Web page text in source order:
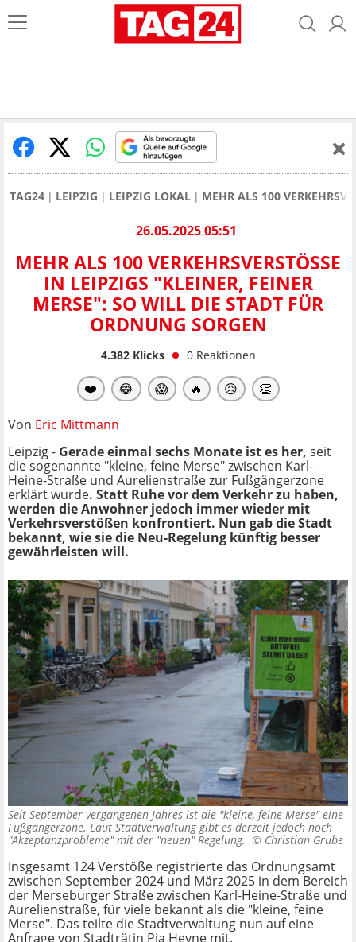
TAG24 LEIPZIG LEIPZIG LOKAL MEHR ALS 100
26.05.2025 05:51
MEHR ALS 100 VERKEHRSVERSTÖSSE I
N LEIPZIGS "KLEINER, FEINER M
ERSE": SO WILL DIE STADT FÜR O
RDNUNG SORGEN
4.382Klicks 0 Reaktionen
❤️ 😂 😱 🔥 😥 👏
Von Eric Mittmann
Leipzig - Gerade einmal sechs Monate ist es her, seit
die sogenannte "kleine, feine Merse" zwischen Karl-
Heine-Straße und Aurelienstraße zur Fußgängerzone
erklärt wurde. Statt Ruhe vor dem Verkehr zu haben,
werden die Anwohner jedoch immer wieder mit
Verkehrsverstößen konfrontiert. Nun gab die Stadt
bekannt, wie sie die Neu-Regelung künftig besser
gewährleisten will.
Seit September vergangenen Jahres ist die "kleine, feine Merse" eine
Fußgängerzone. Laut Stadtverwaltung gibt es derzeit jedoch noch
"Akzeptanzprobleme" mit der "neuen" Regelung. © Christian Grube
Insgesamt 124 Verstöße registrierte das Ordnungsamt
zwischen September 2024 und März 2025 in dem Bereich
der Merseburger Straße zwischen Karl-Heine-Straße und
Aurelienstraße, für viele bekannt als die "kleine, feine
Merse". Das teilte die Stadtverwaltung nun auf eine
Anfrage von Stadträtin Pia Heyne mit.